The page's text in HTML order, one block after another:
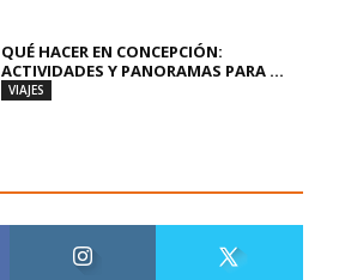
QUÉ HACER EN CONCEPCIÓN:
ACTIVIDADES Y PANORAMAS PARA ...
VIAJES